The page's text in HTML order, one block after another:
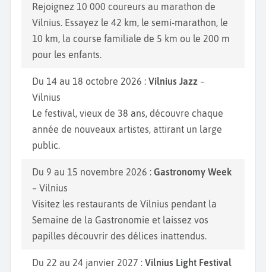
Rejoignez 10 000 coureurs au marathon de
Vilnius. Essayez le 42 km, le semi-marathon, le
10 km, la course familiale de 5 km ou le 200 m
pour les enfants.
Du 14 au 18 octobre 2026 : Vilnius Jazz –
Vilnius
Le festival, vieux de 38 ans, découvre chaque
année de nouveaux artistes, attirant un large
public.
Du 9 au 15 novembre 2026 : Gastronomy Week
– Vilnius
Visitez les restaurants de Vilnius pendant la
Semaine de la Gastronomie et laissez vos
papilles découvrir des délices inattendus.
Du 22 au 24 janvier 2027 : Vilnius Light Festival